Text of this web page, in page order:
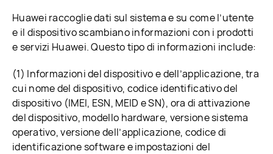
Huawei raccoglie dati sul sistema e su come l’utente
e il dispositivo scambiano informazioni con i prodotti
e servizi Huawei. Questo tipo di informazioni include:
(1) Informazioni del dispositivo e dell’applicazione, tra
cui nome del dispositivo, codice identificativo del
dispositivo (IMEI, ESN, MEID e SN), ora di attivazione
del dispositivo, modello hardware, versione sistema
operativo, versione dell’applicazione, codice di
identificazione software e impostazioni del